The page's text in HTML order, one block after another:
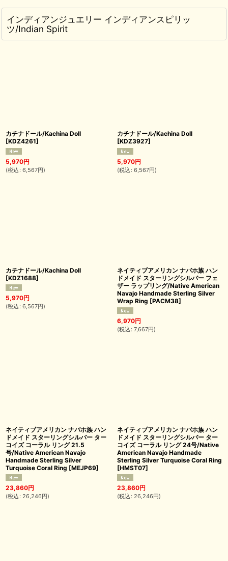
インディアンジュエリー インディアンスピリッ
ツ/Indian Spirit
カチナドール/Kachina Doll
[KDZ4261]
5,970円
(税込 : 6,567円)
カチナドール/Kachina Doll
[KDZ3927]
5,970円
(税込 : 6,567円)
カチナドール/Kachina Doll
[KDZ1688]
5,970円
(税込 : 6,567円)
ネイティブアメリカン ナバホ族 ハン
ドメイド スターリングシルバー フェ
ザー ラップリング/Native American
Navajo Handmade Sterling Silver
Wrap Ring [PACM38]
6,970円
(税込 : 7,667円)
ネイティブアメリカン ナバホ族 ハン
ドメイド スターリングシルバー ター
コイズ コーラル リング 21.5
号/Native American Navajo
Handmade Sterling Silver
Turquoise Coral Ring [MEJP69]
23,860円
(税込 : 26,246円)
ネイティブアメリカン ナバホ族 ハン
ドメイド スターリングシルバー ター
コイズ コーラル リング 24号/Native
American Navajo Handmade
Sterling Silver Turquoise Coral Ring
[HMST07]
23,860円
(税込 : 26,246円)